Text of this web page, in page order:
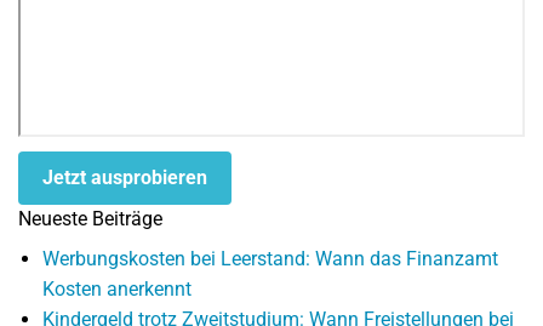
Jetzt ausprobieren
Neueste Beiträge
Werbungskosten bei Leerstand: Wann das Finanzamt
Kosten anerkennt
Kindergeld trotz Zweitstudium: Wann Freistellungen bei